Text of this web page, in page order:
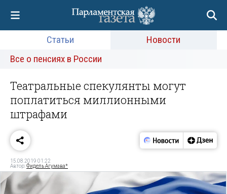
Статьи
Новости
Все о пенсиях в России
Театральные спекулянты могут
поплатиться миллионными
штрафами
15.08.2019 01:22
Автор:Фидель Агумава*